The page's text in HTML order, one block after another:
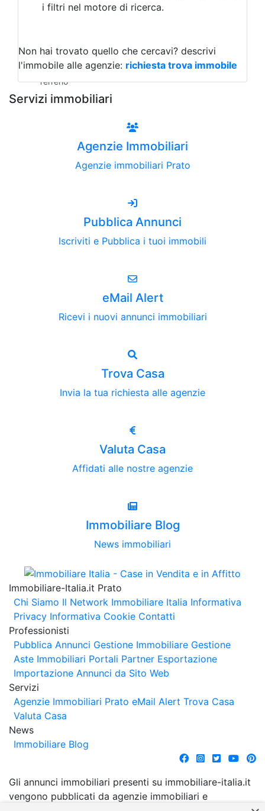
Magazzini
Qualsiasi
Terreno edificabile
Terreno
i filtri nel motore di ricerca.
Non hai trovato quello che cercavi? descrivi
l'immobile alle agenzie: richiesta trova immobile
Servizi immobiliari
Agenzie Immobiliari
Agenzie immobiliari Prato
Pubblica Annunci
Iscriviti e Pubblica i tuoi immobili
eMail Alert
Ricevi i nuovi annunci immobiliari
Trova Casa
Invia la tua richiesta alle agenzie
Valuta Casa
Affidati alle nostre agenzie
Immobiliare Blog
News immobiliari
Immobiliare-Italia.it Prato
Chi Siamo Il Network Immobiliare Italia Informativa
Privacy Informativa Cookie Contatti
Professionisti
Pubblica Annunci Gestione Immobiliare Gestione
Aste Immobiliari Portali Partner Esportazione
Importazione Annunci da Sito Web
Servizi
Agenzie Immobiliari Prato eMail Alert Trova Casa
Valuta Casa
News
Immobiliare Blog
Gli annunci immobiliari presenti su immobiliare-italia.it
vengono pubblicati da agenzie immobiliari e